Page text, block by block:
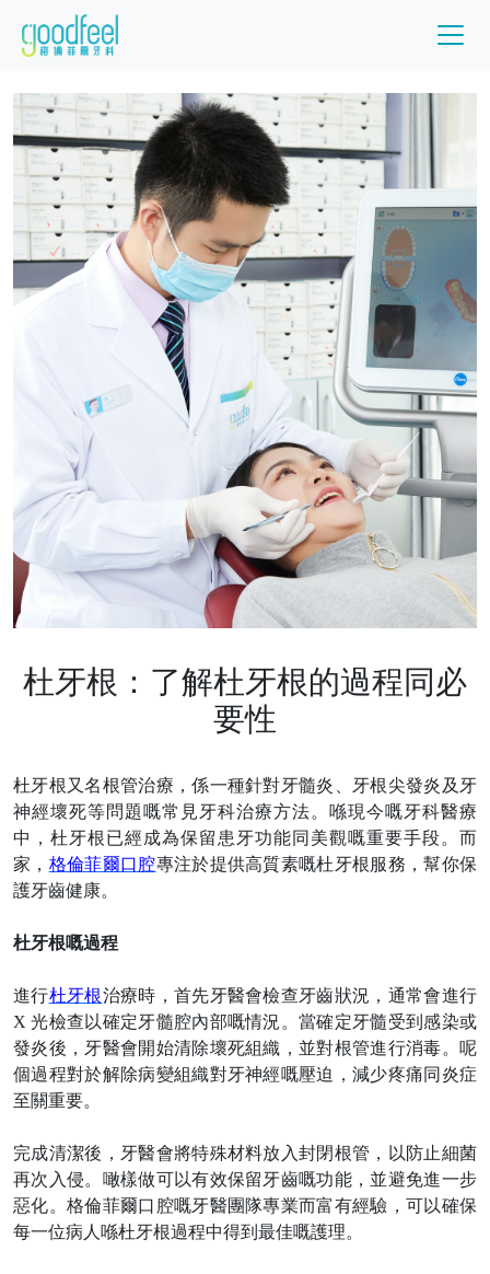
杜牙根：了解杜牙根的過程同必
要性
杜牙根又名根管治療，係一種針對牙髓炎、牙根尖發炎及牙
神經壞死等問題嘅常見牙科治療方法。喺現今嘅牙科醫療
中，杜牙根已經成為保留患牙功能同美觀嘅重要手段。而
家， 格倫菲爾口腔專注於提供高質素嘅杜牙根服務，幫你保
護牙齒健康。
杜牙根嘅過程
進行杜牙根治療時，首先牙醫會檢查牙齒狀況，通常會進行
X 光檢查以確定牙髓腔內部嘅情況。當確定牙髓受到感染或
發炎後，牙醫會開始清除壞死組織，並對根管進行消毒。呢
個過程對於解除病變組織對牙神經嘅壓迫，減少疼痛同炎症
至關重要。
完成清潔後，牙醫會將特殊材料放入封閉根管，以防止細菌
再次入侵。噉樣做可以有效保留牙齒嘅功能，並避免進一步
惡化。格倫菲爾口腔嘅牙醫團隊專業而富有經驗，可以確保
每一位病人喺杜牙根過程中得到最佳嘅護理。